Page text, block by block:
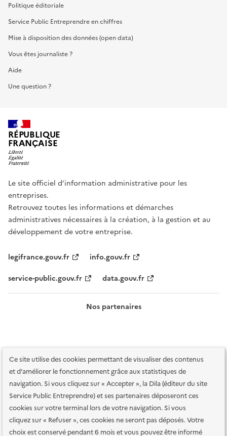
Ce site utilise des cookies permettant de visualiser des contenus
et d'améliorer le fonctionnement grâce aux statistiques de
navigation. Si vous cliquez sur « Accepter », la Dila (éditeur du site
Service Public Entreprendre) et ses partenaires déposeront ces
cookies sur votre terminal lors de votre navigation. Si vous
cliquez sur « Refuser », ces cookies ne seront pas déposés. Votre
choix est conservé pendant 6 mois et vous pouvez être informé
Politique éditoriale
Service Public Entreprendre en chiffres
Mise à disposition des données (open data)
Vous êtes journaliste ?
Aide
Une question ?
RÉPUBLIQUE
FRANÇAISE
Le site officiel d’information administrative pour les
entreprises.
Retrouvez toutes les informations et démarches
administratives nécessaires à la création, à la gestion et au
développement de votre entreprise.
legifrance.gouv.fr
info.gouv.fr
service-public.gouv.fr
data.gouv.fr
Nos partenaires
Plan du site Accessibilité : totalement conforme
Accessibilité des
services en ligne
Mentions légales Données personnelles et sécurité